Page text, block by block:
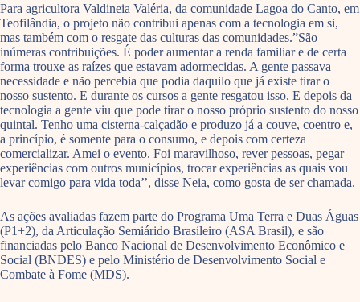
Para agricultora Valdineia Valéria, da comunidade Lagoa do Canto, em
Teofilândia, o projeto não contribui apenas com a tecnologia em si,
mas também com o resgate das culturas das comunidades.”São
inúmeras contribuições. É poder aumentar a renda familiar e de certa
forma trouxe as raízes que estavam adormecidas. A gente passava
necessidade e não percebia que podia daquilo que já existe tirar o
nosso sustento. E durante os cursos a gente resgatou isso. E depois da
tecnologia a gente viu que pode tirar o nosso próprio sustento do nosso
quintal. Tenho uma cisterna-calçadão e produzo já a couve, coentro e,
a princípio, é somente para o consumo, e depois com certeza
comercializar. Amei o evento. Foi maravilhoso, rever pessoas, pegar
experiências com outros municípios, trocar experiências as quais vou
levar comigo para vida toda’’, disse Neia, como gosta de ser chamada.
As ações avaliadas fazem parte do Programa Uma Terra e Duas Águas
(P1+2), da Articulação Semiárido Brasileiro (ASA Brasil), e são
financiadas pelo Banco Nacional de Desenvolvimento Econômico e
Social (BNDES) e pelo Ministério de Desenvolvimento Social e
Combate à Fome (MDS).